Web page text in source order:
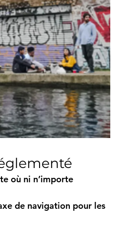
où ni n’importe
de navigation pour les